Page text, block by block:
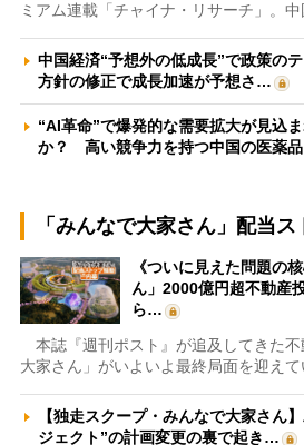
ミアム連載「チャイナ・リサーチ」。中
中国経済“予想外の低成長”で政策の
方針の修正で成長加速が予想さ…
“AI革命”で爆発的な需要拡大が見込
か？ 高い競争力を持つ中国の医薬
「みんなで大家さん」配当
《ついに見えた問題の
ん」2000億円超不動産
ら…
本誌『週刊ポスト』が追及してきた
大家さん」がいよいよ最終局面を迎えて
【独走スクープ・みんなで大家さん
ジェクト”の計画変更の裏で起き…